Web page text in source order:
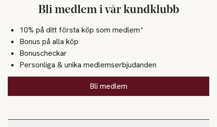
Bli medlem i vår kundklubb
10% på ditt första köp som medlem*
Bonus på alla köp
Bonuscheckar
Personliga & unika medlemserbjudanden
Bli medlem